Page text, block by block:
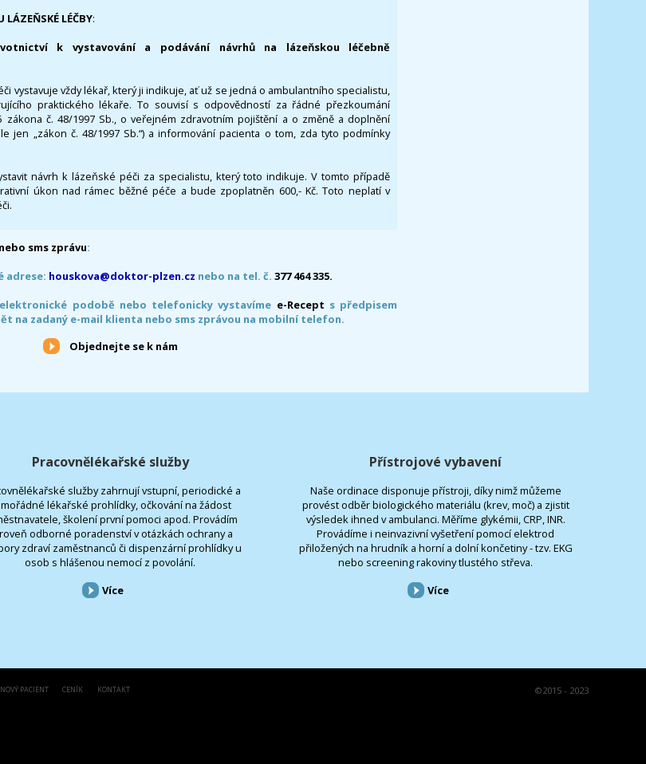
LÁZEŇSKÉ LÉČBY:
k vystavování a podávání návrhů na lázeňskou léčebně
vystavuje vždy lékař, který ji indikuje, ať už se jedná o ambulantního specialistu,
praktického lékaře. To souvisí s odpovědností za řádné přezkoumání
č. 48/1997 Sb., o veřejném zdravotním pojištění a o změně a doplnění
jen „zákon č. 48/1997 Sb.“) a informování pacienta o tom, zda tyto podmínky
návrh k lázeňské péči za specialistu, který toto indikuje. V tomto případě
úkon nad rámec běžné péče a bude zpoplatněn 600,- Kč. Toto neplatí v
sms zprávu:
adrese: houskova@doktor-plzen.cz nebo na tel. č. 377 464 335.
podobě nebo telefonicky vystavíme e-Recept s předpisem
na zadaný e-mail klienta nebo sms zprávou na mobilní telefon.
Objednejte se k nám
Pracovnělékařské služby
služby zahrnují vstupní, periodické a
lékařské prohlídky, očkování na žádost
školení první pomoci apod. Provádím
odborné poradenství v otázkách ochrany a
zdraví zaměstnanců či dispenzární prohlídky u
osob s hlášenou nemocí z povolání.
Více
Přístrojové vybavení
Naše ordinace disponuje přístroji, díky nimž můžeme
provést odběr biologického materiálu (krev, moč) a zjistit
výsledek ihned v ambulanci. Měříme glykémii, CRP, INR.
Provádíme i neinvazivní vyšetření pomocí elektrod
přiložených na hrudník a horní a dolní končetiny - tzv. EKG
nebo screening rakoviny tlustého střeva.
Více
NOVÝ PACIENT CENÍK KONTAKT ©2015 - 2023